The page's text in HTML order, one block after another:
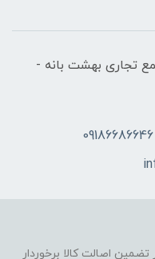
تجاری بهشت بانه -
اصالت کالا برخوردار